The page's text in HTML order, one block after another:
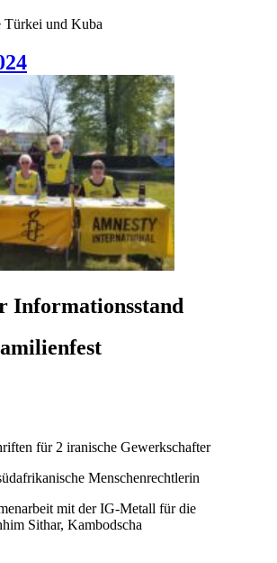
Türkei und Kuba
Informationsstand
für 2 iranische Gewerkschafter
Menschenrechtlerin
mit der IG-Metall für die
Sithar, Kambodscha